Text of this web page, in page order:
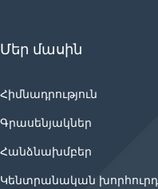
Մեր մասին
Հիմնադրություն
Գրասենյակներ
Հանձնախմբեր
Կենտրանական խորհուրդ